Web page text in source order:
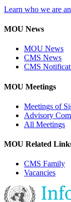
Learn who we are
MOU News
MOU News
CMS News
CMS
MOU Meetings
Meetings of
Advisory
All Meetings
MOU Related
CMS Family
Vacancies